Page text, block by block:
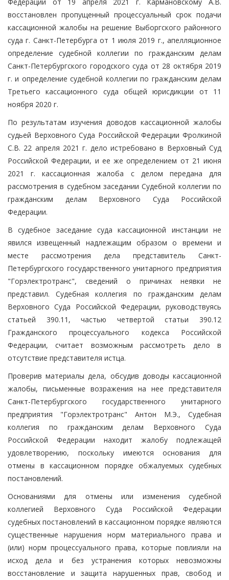
восстановлен пропущенный процессуальный срок подачи
кассационной жалобы на решение Выборгского районного
суда г. Санкт-Петербурга от 1 июля 2019 г., апелляционное
определение судебной коллегии по гражданским делам
Санкт-Петербургского городского суда от 28 октября 2019
г. и определение судебной коллегии по гражданским делам
Третьего кассационного суда общей юрисдикции от 11
ноября 2020 г.
По результатам изучения доводов кассационной жалобы
судьей Верховного Суда Российской Федерации Фролкиной
С.В. 22 апреля 2021 г. дело истребовано в Верховный Суд
Российской Федерации, и ее же определением от 21 июня
2021 г. кассационная жалоба с делом передана для
рассмотрения в судебном заседании Судебной коллегии по
гражданским делам Верховного Суда Российской
Федерации.
В судебное заседание суда кассационной инстанции не
явился извещенный надлежащим образом о времени и
месте рассмотрения дела представитель Санкт-
Петербургского государственного унитарного предприятия
"Горэлектротранс", сведений о причинах неявки не
представил. Судебная коллегия по гражданским делам
Верховного Суда Российской Федерации, руководствуясь
статьей 390.11, частью четвертой статьи 390.12
Гражданского процессуального кодекса Российской
Федерации, считает возможным рассмотреть дело в
отсутствие представителя истца.
Проверив материалы дела, обсудив доводы кассационной
жалобы, письменные возражения на нее представителя
Санкт-Петербургского государственного унитарного
предприятия "Горэлектротранс" Антон М.Э., Судебная
коллегия по гражданским делам Верховного Суда
Российской Федерации находит жалобу подлежащей
удовлетворению, поскольку имеются основания для
отмены в кассационном порядке обжалуемых судебных
постановлений.
Основаниями для отмены или изменения судебной
коллегией Верховного Суда Российской Федерации
судебных постановлений в кассационном порядке являются
существенные нарушения норм материального права и
(или) норм процессуального права, которые повлияли на
исход дела и без устранения которых невозможны
восстановление и защита нарушенных прав, свобод и